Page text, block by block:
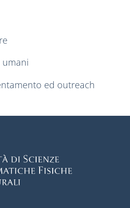
ed outreach